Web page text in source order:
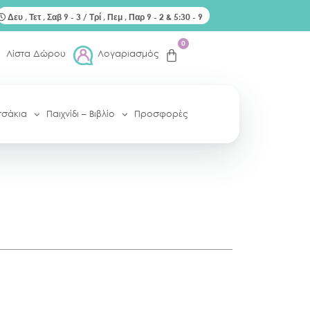
Δευ , Τετ , Σαβ 9 - 3 / Τρί , Πεμ , Παρ 9 - 2 & 5:30 - 9
Λίστα Δώρου Λογαριασμός
0
Παιχνίδι – Βιβλίο Προσφορές